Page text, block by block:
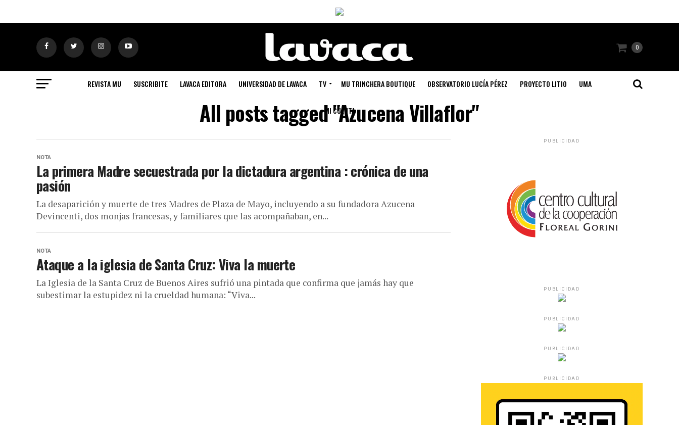
0
REVISTA MU SUSCRIBITE LAVACA EDITORA UNIVERSIDAD DE LAVACA TV MU TRINCHERA BOUTIQUE OBSERVATORIO LUCÍA PÉREZ PROYECTO LITIO UMA
MI CUENTA
All posts tagged "Azucena Villaflor"
NOTA
La primera Madre secuestrada por la dictadura argentina : crónica de una
pasión
La desaparición y muerte de tres Madres de Plaza de Mayo, incluyendo a su fundadora Azucena
Devincenti, dos monjas francesas, y familiares que las acompañaban, en...
NOTA
Ataque a la iglesia de Santa Cruz: Viva la muerte
La Iglesia de la Santa Cruz de Buenos Aires sufrió una pintada que confirma que jamás hay que
subestimar la estupidez ni la crueldad humana: “Viva...
PUBLICIDAD
PUBLICIDAD
PUBLICIDAD
PUBLICIDAD
PUBLICIDAD